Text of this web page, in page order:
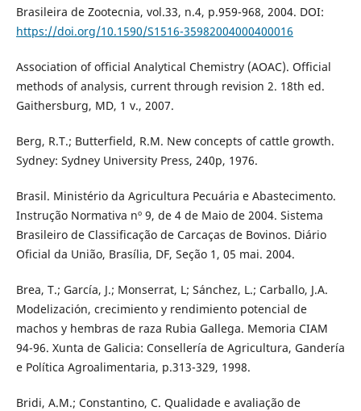
Brasileira de Zootecnia, vol.33, n.4, p.959-968, 2004. DOI:
https://doi.org/10.1590/S1516-35982004000400016
Association of official Analytical Chemistry (AOAC). Official
methods of analysis, current through revision 2. 18th ed.
Gaithersburg, MD, 1 v., 2007.
Berg, R.T.; Butterfield, R.M. New concepts of cattle growth.
Sydney: Sydney University Press, 240p, 1976.
Brasil. Ministério da Agricultura Pecuária e Abastecimento.
Instrução Normativa nº 9, de 4 de Maio de 2004. Sistema
Brasileiro de Classificação de Carcaças de Bovinos. Diário
Oficial da União, Brasília, DF, Seção 1, 05 mai. 2004.
Brea, T.; García, J.; Monserrat, L; Sánchez, L.; Carballo, J.A.
Modelización, crecimiento y rendimiento potencial de
machos y hembras de raza Rubia Gallega. Memoria CIAM
94-96. Xunta de Galicia: Consellería de Agricultura, Gandería
e Política Agroalimentaria, p.313-329, 1998.
Bridi, A.M.; Constantino, C. Qualidade e avaliação de